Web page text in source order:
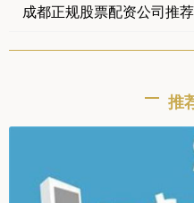
成都正规股票配资公司推
推